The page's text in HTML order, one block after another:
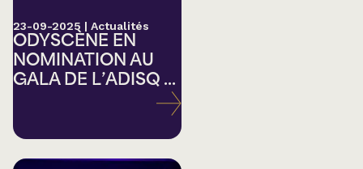
23-09-2025 | Actualités
ODYSCÈNE EN
NOMINATION AU
GALA DE L’ADISQ ...